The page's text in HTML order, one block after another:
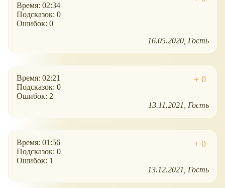
Время: 02:34
Подсказок: 0
Ошибок: 0
16.05.2020 Гость
Время: 02:21
Подсказок: 0
Ошибок: 2
13.11.2021
Гость
Время: 01:56
Подсказок: 0
Ошибок: 1
13.12.2021
Гость